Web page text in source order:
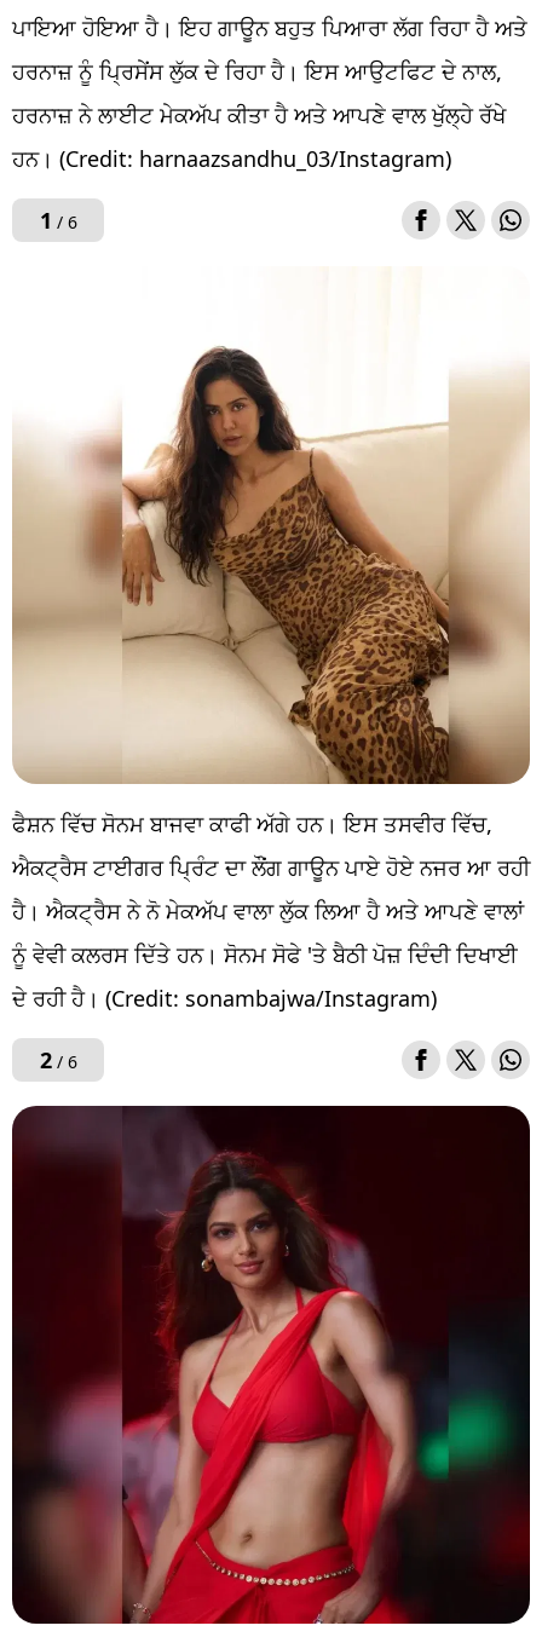
ਪਾਇਆ ਹੋਇਆ ਹੈ। ਇਹ ਗਾਊਨ ਬਹੁਤ ਪਿਆਰਾ ਲੱਗ ਰਿਹਾ ਹੈ ਅਤੇ
ਹਰਨਾਜ਼ ਨੂੰ ਪ੍ਰਿਸੇਂਸ ਲੁੱਕ ਦੇ ਰਿਹਾ ਹੈ। ਇਸ ਆਉਟਫਿਟ ਦੇ ਨਾਲ,
ਹਰਨਾਜ਼ ਨੇ ਲਾਈਟ ਮੇਕਅੱਪ ਕੀਤਾ ਹੈ ਅਤੇ ਆਪਣੇ ਵਾਲ ਖੁੱਲ੍ਹੇ ਰੱਖੇ
ਹਨ। (Credit: harnaazsandhu_03/Instagram)
1 / 6
ਫੈਸ਼ਨ ਵਿੱਚ ਸੋਨਮ ਬਾਜਵਾ ਕਾਫੀ ਅੱਗੇ ਹਨ। ਇਸ ਤਸਵੀਰ ਵਿੱਚ,
ਐਕਟ੍ਰੈਸ ਟਾਈਗਰ ਪ੍ਰਿੰਟ ਦਾ ਲੌਂਗ ਗਾਊਨ ਪਾਏ ਹੋਏ ਨਜਰ ਆ ਰਹੀ
ਹੈ। ਐਕਟ੍ਰੈਸ ਨੇ ਨੋ ਮੇਕਅੱਪ ਵਾਲਾ ਲੁੱਕ ਲਿਆ ਹੈ ਅਤੇ ਆਪਣੇ ਵਾਲਾਂ
ਨੂੰ ਵੇਵੀ ਕਲਰਸ ਦਿੱਤੇ ਹਨ। ਸੋਨਮ ਸੋਫੇ 'ਤੇ ਬੈਠੀ ਪੋਜ਼ ਦਿੰਦੀ ਦਿਖਾਈ
ਦੇ ਰਹੀ ਹੈ। (Credit: sonambajwa/Instagram)
2/ 6